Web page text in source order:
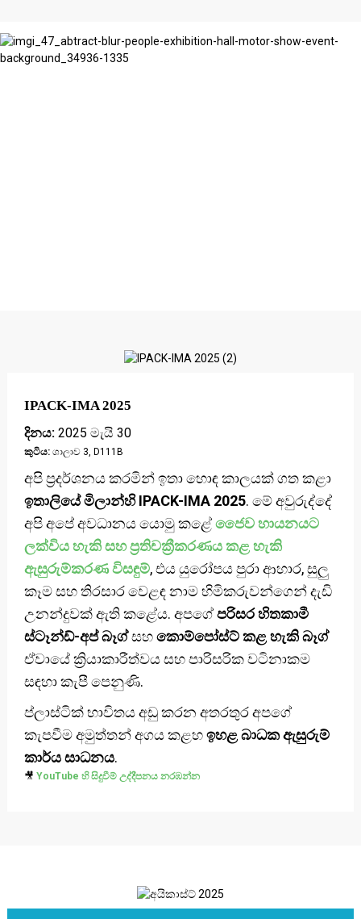
IPACK-IMA 2025
දිනය:2025 මැයි 30
කුටිය:ශාලාව 3, D111B
අපි ප්‍රදර්ශනය කරමින් ඉතා හොඳ කාලයක් ගත කළා
ඉතාලියේ මිලාන්හි IPACK-IMA 2025. මේ අවුරුද්දේ
අපි අපේ අවධානය යොමු කළේජෛව හායනයට
ලක්විය හැකි සහ ප්‍රතිචක්‍රීකරණය කළ හැකි
ඇසුරුම්කරණ විසඳුම්, එය යුරෝපය පුරා ආහාර, සුලු
කෑම සහ තිරසාර වෙළඳ නාම හිමිකරුවන්ගෙන් දැඩි
උනන්දුවක් ඇති කළේය. අපගේපරිසර හිතකාමී
ස්ටෑන්ඩ්-අප් බෑග්සහකොම්පෝස්ට් කළ හැකි බෑග්
ඒවායේ ක්‍රියාකාරීත්වය සහ පාරිසරික වටිනාකම
සඳහා කැපී පෙනුණි.
ප්ලාස්ටික් භාවිතය අඩු කරන අතරතුර අපගේ
කැපවීම අමුත්තන් අගය කළහඉහළ බාධක ඇසුරුම්
කාර්ය සාධනය.
🎥 YouTube හි සිදුවීම් උද්දීපනය නරඹන්න